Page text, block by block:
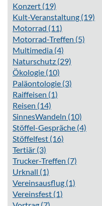
Konzert (19)
Kult-Veranstaltung (19)
Motorrad (11)
Motorrad-Treffen (5)
Multimedia (4)
Naturschutz (29)
Ökologie (10)
Paläontologie (3)
Raiffeisen (1)
Reisen (14)
SinnesWandeln (10)
Stöffel-Gespräche (4)
Stöffelfest (16)
Tertiär (3)
Trucker-Treffen (7)
Urknall (1)
Vereinsausflug (1)
Vereinsfest (1)